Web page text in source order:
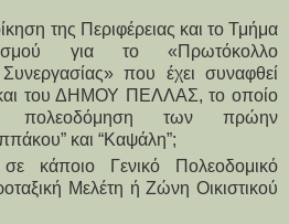
της Περιφέρειας και το Τμήμα
για το «Πρωτόκολλο
που έχει συναφθεί
του ΔΗΜΟΥ ΠΕΛΛΑΣ, το οποίο
πολεοδόμηση των πρώην
και “Καψάλη”;
κάποιο Γενικό Πολεοδομικό
Μελέτη ή Ζώνη Οικιστικού